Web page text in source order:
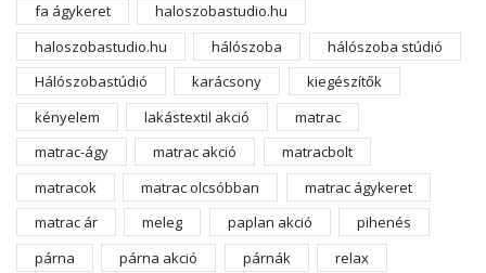
fa ágykeret
haloszobastudio.hu
haloszobastudio.hu
hálószoba
hálószoba stúdió
Hálószobastúdió
karácsony
kiegészítők
kényelem
lakástextil akció
matrac
matrac-ágy
matrac akció
matracbolt
matracok
matrac olcsóbban
matrac ágykeret
matrac ár
meleg paplan akció
pihenés
párna
párna akció párnák
relax